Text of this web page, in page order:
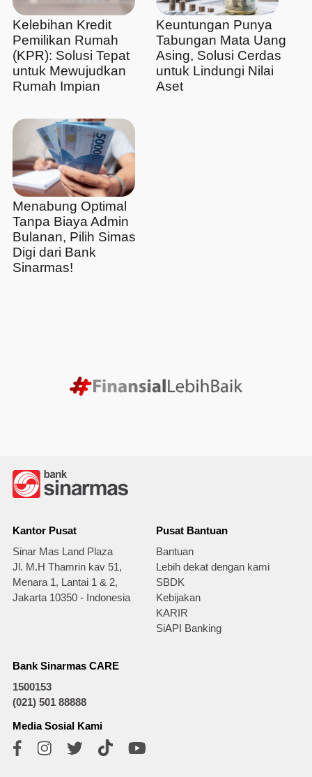
Kelebihan Kredit
Pemilikan Rumah
(KPR): Solusi Tepat
untuk Mewujudkan
Rumah Impian
Keuntungan Punya
Tabungan Mata Uang
Asing, Solusi Cerdas
untuk Lindungi Nilai
Aset
Menabung Optimal
Tanpa Biaya Admin
Bulanan, Pilih Simas
Digi dari Bank
Sinarmas!
Kantor Pusat
Sinar Mas Land Plaza
Jl. M.H Thamrin kav 51,
Menara 1, Lantai 1 & 2,
Jakarta 10350 - Indonesia
Pusat Bantuan
Bantuan
Lebih dekat dengan kami
SBDK
Kebijakan
KARIR
SiAPI Banking
Bank Sinarmas CARE
1500153
(021) 501 88888
Media Sosial Kami